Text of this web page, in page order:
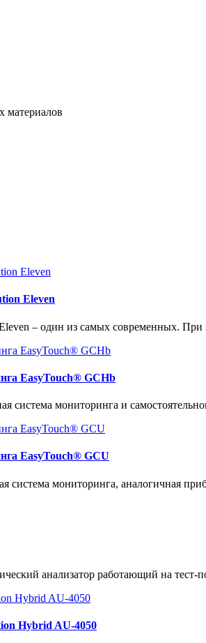
материалов
Eleven
– один из самых современных.
EasyTouch® GCHb
система мониторинга и
EasyTouch® GCU
система мониторинга, аналогичная
анализатор работающий на тест-
Hybrid AU-4050